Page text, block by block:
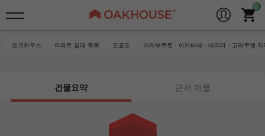
오크하우스 아파트 임대 목록 도쿄도 이케부쿠로・아카바네・네리마・고라쿠엔 지
건물요약 근처 매물